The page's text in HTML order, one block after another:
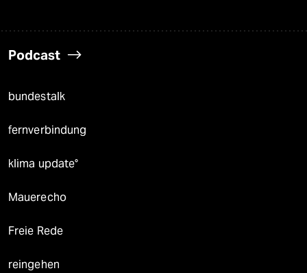
Podcast
bundestalk
fernverbindung
klima update°
Mauerecho
Freie Rede
reingehen